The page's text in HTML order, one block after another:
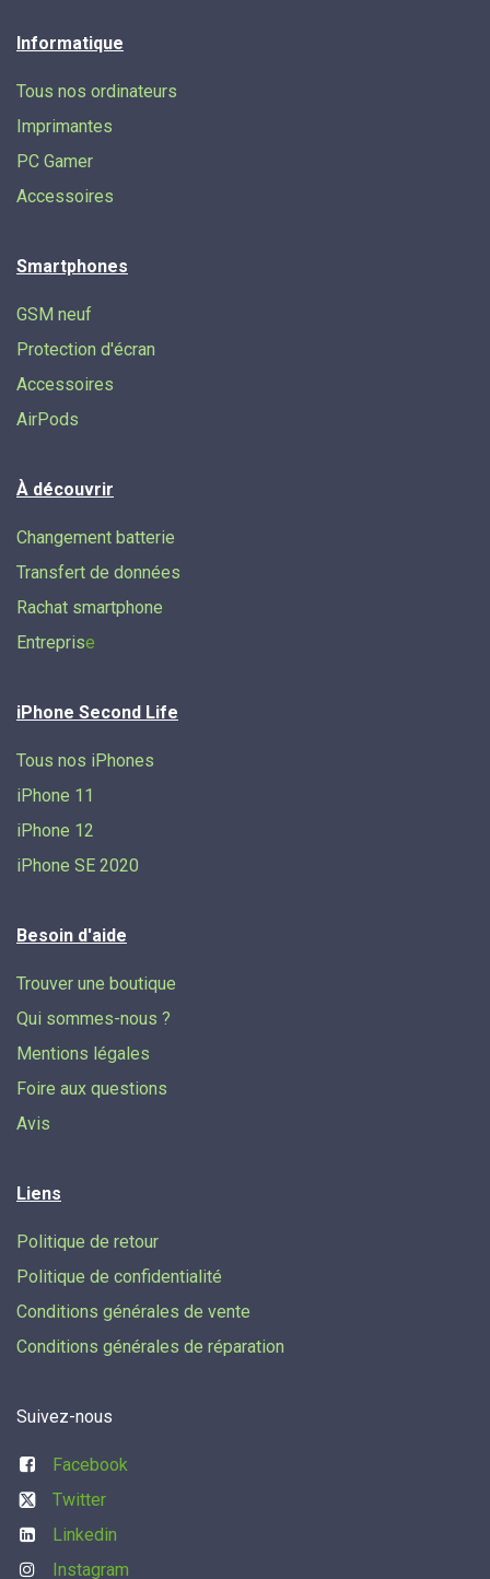
Informatique
Tous nos ordinateurs
Imprimantes
PC Gamer
Accessoires
Smartphones
GSM neuf
Protection d'écran
Accessoires
AirPods
À découvrir
Changement batterie
Transfert de données​
Rachat smartphone
Entreprise
iPhone Second Life
Tous nos iPhones
iPhone 11
iPhone 12
iPhone SE 2020
Besoin d'aide
Trouver une boutique
Qui sommes-nous ?
Mentions légales
Foire aux questions
Avis
Liens
Politique de retour
Politique de confidentialité
Conditions générales de vente
Conditions générales de réparation
Suivez-nous
Facebook
Twitter
Linkedin
Instagram